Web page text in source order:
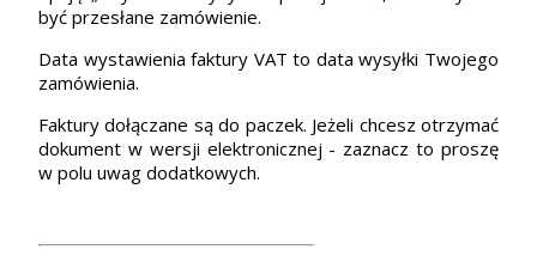
być przesłane zamówienie.
Data wystawienia faktury VAT to data wysyłki Twojego
zamówienia.
Faktury dołączane są do paczek. Jeżeli chcesz otrzymać
dokument w wersji elektronicznej - zaznacz to proszę
w polu uwag dodatkowych.